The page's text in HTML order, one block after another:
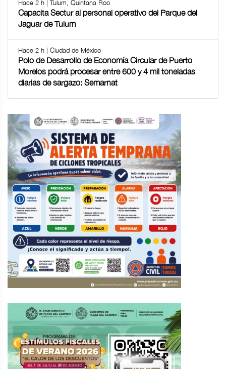
Hace 2 h | Tulum, Quintana Roo
Capacita Sectur al personal operativo del Parque del
Jaguar de Tulum
Hace 2 h | Ciudad de México
Polo de Desarrollo de Economía Circular de Puerto
Morelos podrá procesar entre 600 y 4 mil toneladas
diarias de sargazo: Semarnat